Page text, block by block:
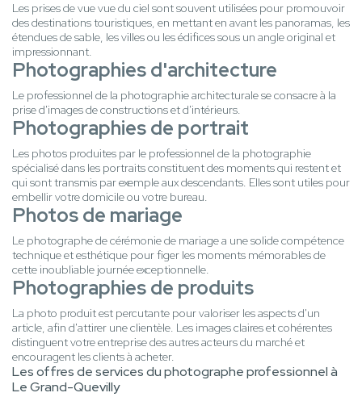
Les prises de vue vue du ciel sont souvent utilisées pour promouvoir
des destinations touristiques, en mettant en avant les panoramas, les
étendues de sable, les villes ou les édifices sous un angle original et
impressionnant.
Photographies d'architecture
Le professionnel de la photographie architecturale se consacre à la
prise d'images de constructions et d'intérieurs.
Photographies de portrait
Les photos produites par le professionnel de la photographie
spécialisé dans les portraits constituent des moments qui restent et
qui sont transmis par exemple aux descendants. Elles sont utiles pour
embellir votre domicile ou votre bureau.
Photos de mariage
Le photographe de cérémonie de mariage a une solide compétence
technique et esthétique pour figer les moments mémorables de
cette inoubliable journée exceptionnelle.
Photographies de produits
La photo produit est percutante pour valoriser les aspects d'un
article, afin d'attirer une clientèle. Les images claires et cohérentes
distinguent votre entreprise des autres acteurs du marché et
encouragent les clients à acheter.
Les offres de services du photographe professionnel à
Le Grand-Quevilly